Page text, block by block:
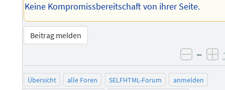
Keine Kompromissbereitschaft von ihrer Seite.
Beitrag melden
–
Übersicht alle Foren SELFHTML-Forum
anmelden